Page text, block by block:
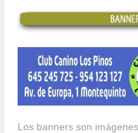
Los banners son